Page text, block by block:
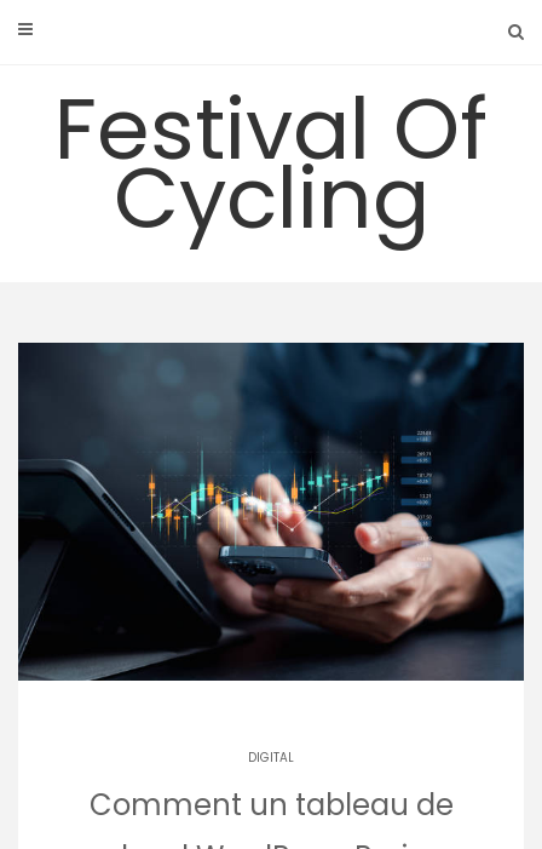
Festival Of
Cycling
DIGITAL
Comment un tableau de